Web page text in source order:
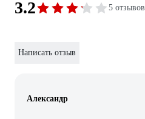
3.2 5 отзывов
Написать отзыв
Александр